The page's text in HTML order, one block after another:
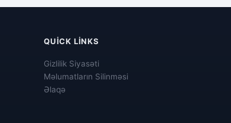
QUICK LINKS
Gizlilik Siyasəti
Məlumatların Silinməsi
Əlaqə